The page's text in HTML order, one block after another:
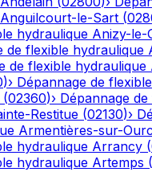
Anguilcourt-le-Sart (
hydraulique Anizy-le-
de flexible hydraulique
de flexible hydraulique
)› Dépannage de flexible
(02360)› Dépannage
Restitue (02130)›
Armentières-sur-
hydraulique Arrancy (
hydraulique Artemps (